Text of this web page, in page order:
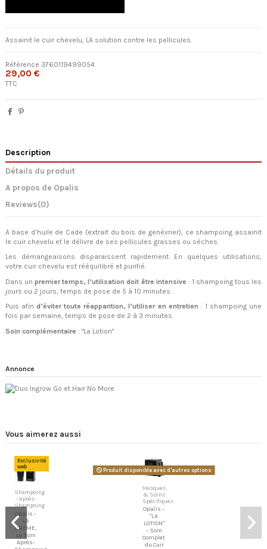
Assainit le cuir chevelu, LA solution contre les pellicules.
Référence 3760119499054
29,00 €
TTC
Description
Détails du produit
A propos de Opalis
Reviews(0)
A base d’huile de Cade (extrait du bois de genévrier), ce shampoing assainit
le cuir chevelu et le délivre de ses pellicules grasses ou sèches.
Les démangeaisons disparaissent rapidement. En quelques utilisations,
votre cuir chevelu est rééquilibré et purifié.
Dans unpremier temps, l’utilisation doit être intensive : 1 shampoing tous les
jours ou 2 jours, temps de pose de 5 à 10 minutes.
Puis afind’éviter toute réapparition, l’utiliser en entretien : 1 shampoing une
fois par semaine, temps de pose de 2 à 3 minutes.
Soin complémentaire : "La Lotion"
Annonce
Vous aimerez aussi
Exclusivité
web
Shampoing
- Après-
Shampoing
Opalis -
LA
CREME,
Le Soin
Après-
Produit disponible avec d'autres options
Masques
& Soins
Spécifiques
Opalis -
"LA
LOTION"
- Soin
Complet
du Cuir